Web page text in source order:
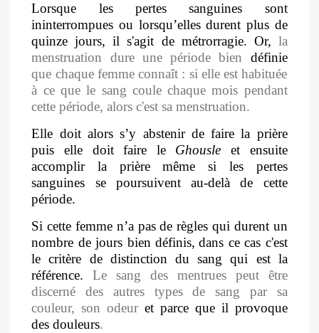
Lorsque les pertes sanguines sont
ininterrompues ou lorsqu’elles durent plus de
quinze jours, il s'agit de métrorragie. Or, la
menstruation dure une période bien définie
que chaque femme connaît : si elle est habituée
à ce que le sang coule chaque mois pendant
cette période, alors c'est sa menstruation.
Elle doit alors s’y abstenir de faire la prière
puis elle doit faire le Ghousle et ensuite
accomplir la prière même si les pertes
sanguines se poursuivent au-delà de cette
période.
Si cette femme n’a pas de règles qui durent un
nombre de jours bien définis, dans ce cas c'est
le critère de distinction du sang qui est la
référence.Le sang des mentrues peut être
discerné des autres types de sang par sa
couleur, son odeur et parce que il provoque
des douleurs.